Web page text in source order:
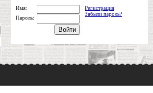
Имя:
Регистрация
Забыли пароль?
Пароль: